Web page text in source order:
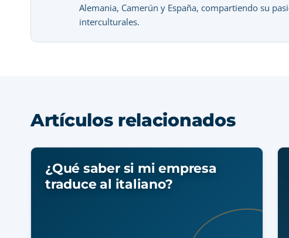
Alemania, Camerún y España, compartiendo su
interculturales.
Artículos relacionados
¿Qué saber si mi empresa
traduce al italiano?